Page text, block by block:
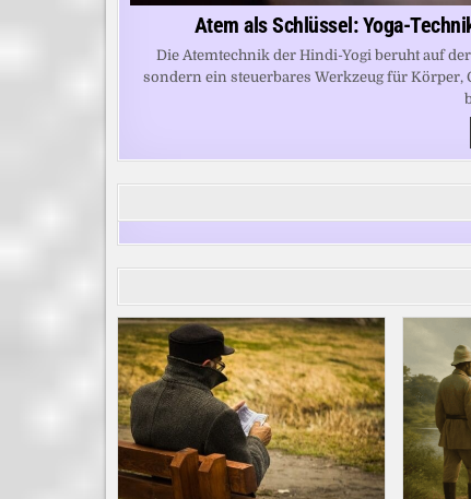
Atem als Schlüssel: Yoga-
Die Atemtechnik der Hindi-Yogi beruht auf
sondern ein steuerbares Werkzeug für